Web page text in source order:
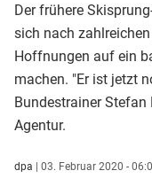
Der frühere
sich nach
Hoffnungen auf ein
machen. "Er ist jetzt
Bundestrainer Stefan
Agentur.
dpa | 03. Februar 2020 -